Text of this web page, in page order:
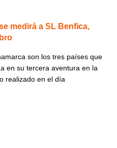
medirá a SL Benfica,
son los tres países que
en su tercera aventura en la
realizado en el día